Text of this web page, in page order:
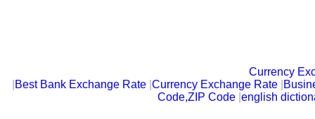
Currency
Best Bank Exchange Rate |Currency Exchange Rate
Code,ZIP Code english